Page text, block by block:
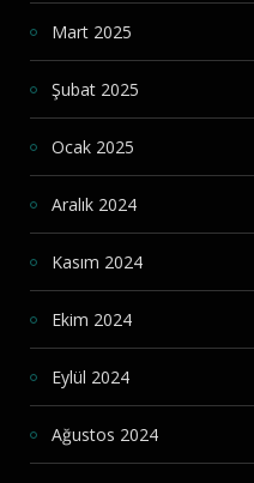
Mart 2025
Şubat 2025
Ocak 2025
Aralık 2024
Kasım 2024
Ekim 2024
Eylül 2024
Ağustos 2024